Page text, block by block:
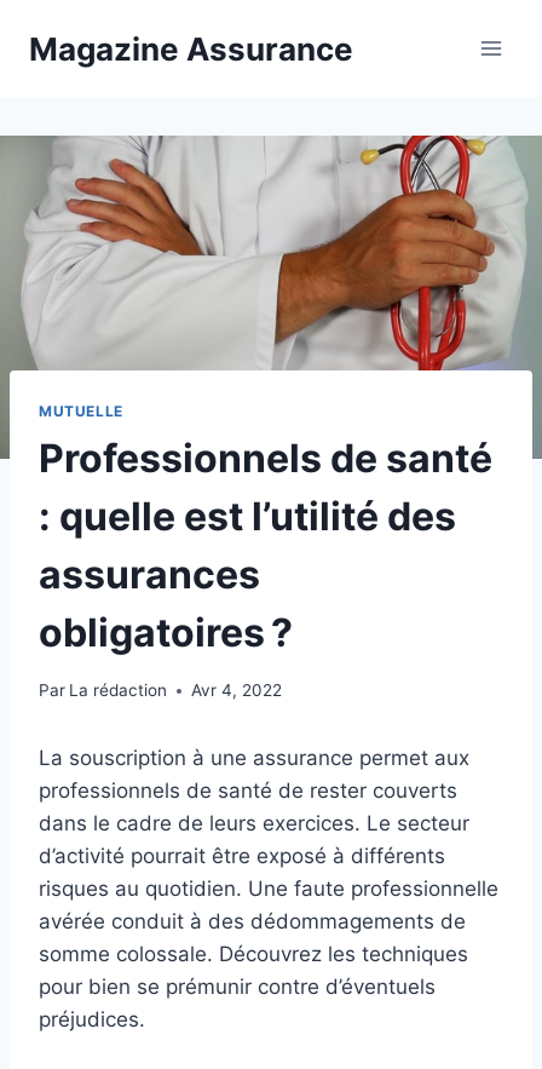
Magazine Assurance
MUTUELLE
Professionnels de santé
: quelle est l’utilité des
assurances
obligatoires ?
Par La rédaction Avr 4, 2022
La souscription à une assurance permet aux
professionnels de santé de rester couverts
dans le cadre de leurs exercices. Le secteur
d’activité pourrait être exposé à différents
risques au quotidien. Une faute professionnelle
avérée conduit à des dédommagements de
somme colossale. Découvrez les techniques
pour bien se prémunir contre d’éventuels
préjudices.